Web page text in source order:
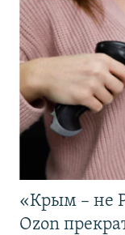
«Крым – не
Ozon